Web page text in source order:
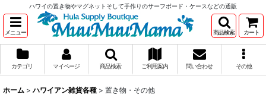
ハワイの置き物やマグネットそして手作りのサーフボード・ケースなどの通販
メニュー 商品検索 カート
カテゴリ マイページ 商品検索 ご利用案内 問い合わせ その他
ホーム > ハワイアン雑貨各種 > 置き物・その他